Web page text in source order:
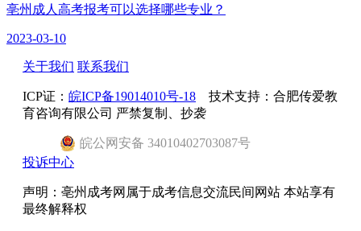
亳州成人高考报考可以选择哪些专业？
2023-03-10
关于我们 联系我们
ICP证： 皖ICP备19014010号-18 技术支持：合肥传爱教
育咨询有限公司 严禁复制、抄袭
皖公网安备 34010402703087号
投诉中心
声明：亳州成考网属于成考信息交流民间网站 本站享有
最终解释权